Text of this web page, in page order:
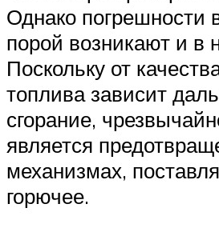
Однако погрешности
порой возникают и в
Поскольку от
топлива зависит
сгорание,
является
механизмах,
горючее.